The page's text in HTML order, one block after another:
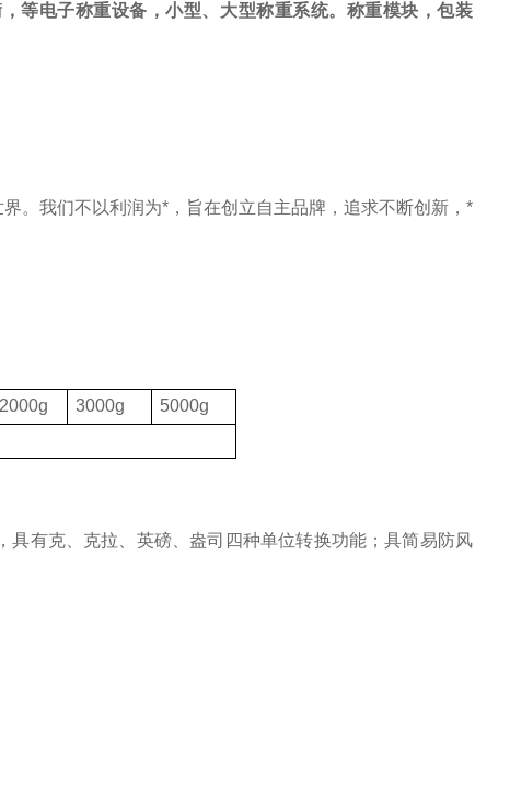
等电子称重设备，小型、大型称重系统。称重模块，包装
。我们不以利润为*，旨在创立自主品牌，追求不断创新，*
2000g 3000g
5000g
具有克、克拉、英磅、盎司四种单位转换功能；具简易防风